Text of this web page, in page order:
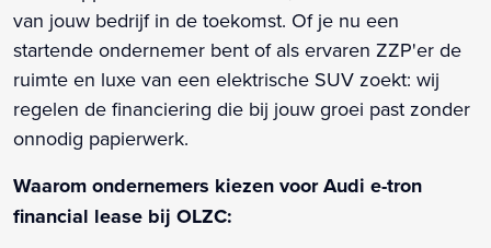
van jouw bedrijf in de toekomst. Of je nu een
startende ondernemer bent of als ervaren ZZP'er de
ruimte en luxe van een elektrische SUV zoekt: wij
regelen de financiering die bij jouw groei past zonder
onnodig papierwerk.
Waarom ondernemers kiezen voor Audi e-tron
financial lease bij OLZC: